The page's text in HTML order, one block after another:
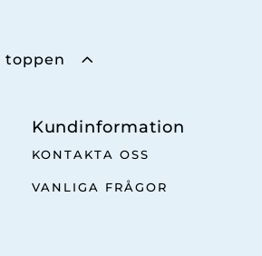
toppen
Kundinformation
KONTAKTA OSS
VANLIGA FRÅGOR